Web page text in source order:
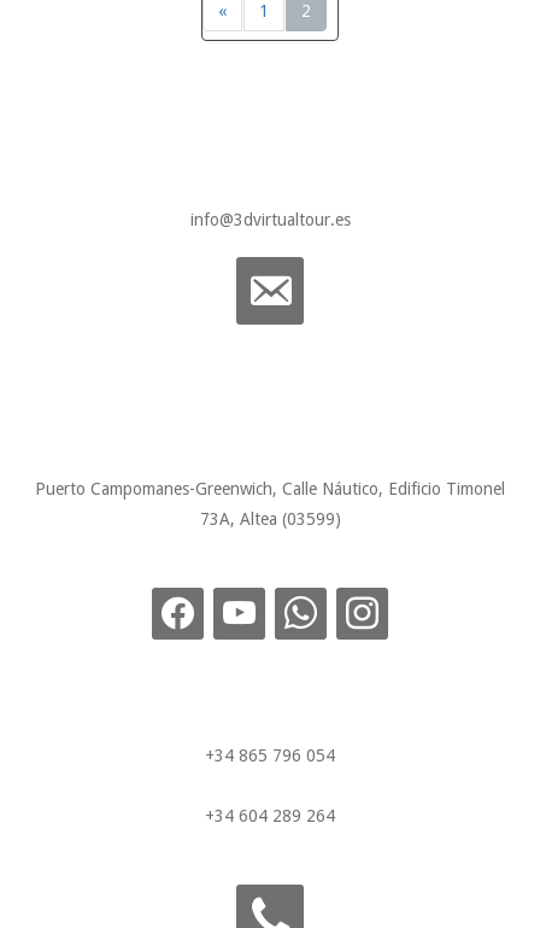
« 1 2
info@3dvirtualtour.es
Puerto Campomanes-Greenwich, Calle Náutico, Edificio Timonel
73A, Altea (03599)
+34 865 796 054
+34 604 289 264